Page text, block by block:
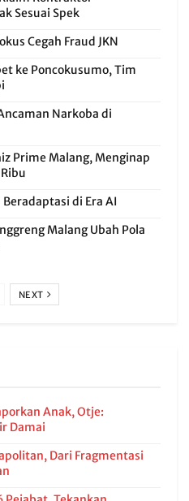
Sesuai Spek
Cegah Fraud JKN
ke Poncokusumo, Tim
Narkoba di
Prime Malang, Menginap
di Era AI
Malang Ubah Pola
NEXT
Anak, Otje:
Damai
Dari Fragmentasi